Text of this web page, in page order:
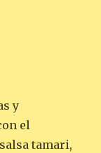
y
el
tamari,